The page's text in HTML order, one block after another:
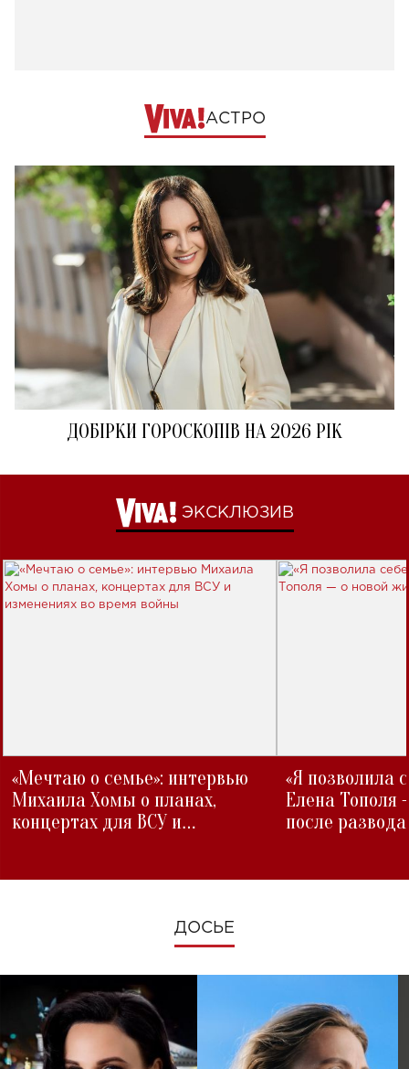
АСТРО
ДОБІРКИ ГОРОСКОПІВ НА 2026 РІК
ЭКСКЛЮЗИВ
«Мечтаю о семье»: интервью
Михаила Хомы о планах,
концертах для ВСУ и
«Я позволила
Елена Тополя
после развода
ДОСЬЕ